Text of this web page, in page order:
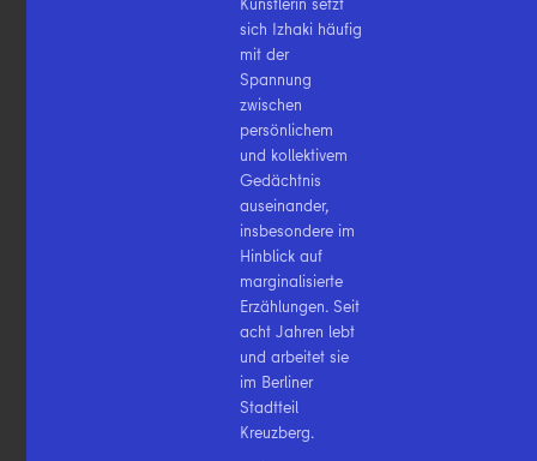
sich Izhaki häufig
mit der
Spannung
zwischen
persönlichem
und kollektivem
Gedächtnis
auseinander,
insbesondere im
Hinblick auf
marginalisierte
Erzählungen. Seit
acht Jahren lebt
und arbeitet sie
im Berliner
Stadtteil
Kreuzberg.